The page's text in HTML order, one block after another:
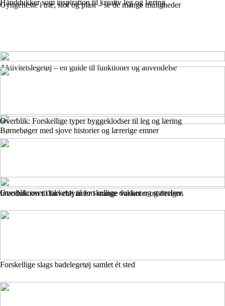
Hånddukker som inspiration til kreativ leg og læring
Gyngeheste i træ, stof og plast – se de mange muligheder
Aktivitetslegetøj – en guide til funktioner og anvendelse
Børnebøger med sjove historier og lærerige emner
Introduktion til farveblyanter i mange varianter og designs
Overblik: Forskellige typer byggeklodser til leg og læring
Overblik over dukketøj til forskellige dukker og størrelser
Forskellige slags badelegetøj samlet ét sted